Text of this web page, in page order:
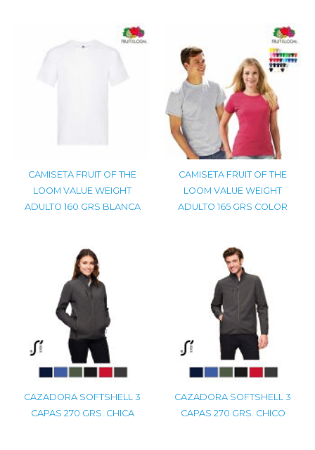
CAMISETA FRUIT OF THE
LOOM VALUE WEIGHT
ADULTO 160 GRS BLANCA
CAMISETA FRUIT OF THE
LOOM VALUE WEIGHT
ADULTO 165 GRS COLOR
CAZADORA SOFTSHELL 3
CAPAS 270 GRS. CHICA
CAZADORA SOFTSHELL 3
CAPAS 270 GRS. CHICO